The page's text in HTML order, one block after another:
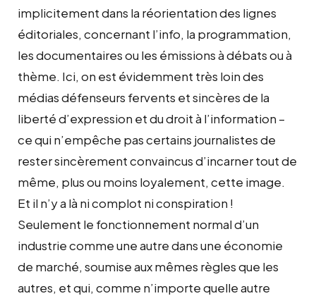
implicitement dans la réorientation des lignes
éditoriales, concernant l’info, la programmation,
les documentaires ou les émissions à débats ou à
thème. Ici, on est évidemment très loin des
médias défenseurs fervents et sincères de la
liberté d’expression et du droit à l’information –
ce qui n’empêche pas certains journalistes de
rester sincèrement convaincus d’incarner tout de
même, plus ou moins loyalement, cette image.
Et il n’y a là ni complot ni conspiration !
Seulement le fonctionnement normal d’un
industrie comme une autre dans une économie
de marché, soumise aux mêmes règles que les
autres, et qui, comme n’importe quelle autre